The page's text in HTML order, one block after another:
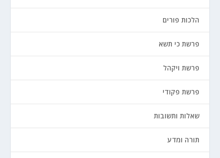
הלכות פורים
פרשת כי תשא
פרשת ויקהל
פרשת פקודי
שאלות ותשובות
תורה ומדע